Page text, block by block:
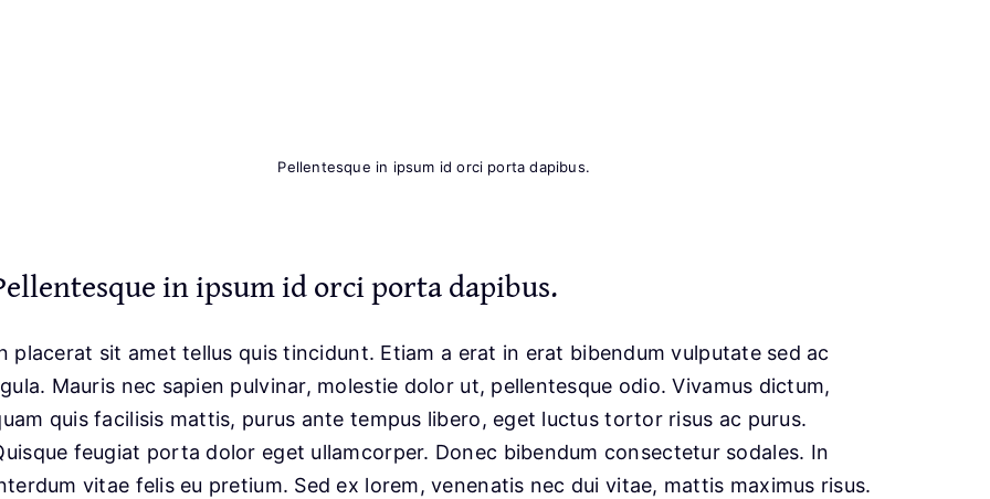
Pellentesque in ipsum id orci porta dapibus.
in ipsum id orci porta dapibus.
placerat sit amet tellus quis tincidunt. Etiam a erat in erat bibendum vulputate sed ac
Mauris nec sapien pulvinar, molestie dolor ut, pellentesque odio. Vivamus dictum,
quis facilisis mattis, purus ante tempus libero, eget luctus tortor risus ac purus.
feugiat porta dolor eget ullamcorper. Donec bibendum consectetur sodales. In
vitae felis eu pretium. Sed ex lorem, venenatis nec dui vitae, mattis maximus risus.